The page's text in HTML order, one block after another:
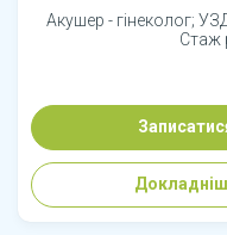
Акушер - гінеколог;
Стаж